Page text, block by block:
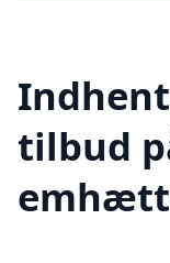
tilbud